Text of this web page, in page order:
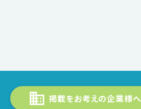
掲載をお考えの企業様へ